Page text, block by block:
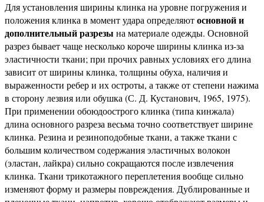
Для установления ширины клинка на уровне погружения и
положения клинка в момент удара определяютосновной и
дополнительный разрезы на материале одежды. Основной
разрез бывает чаще несколько короче ширины клинка из-за
эластичности ткани; при прочих равных условиях его длина
зависит от ширины клинка, толщины обуха, наличия и
выраженности ребер и их остроты, а также от степени нажима
в сторону лезвия или обушка (С. Д. Кустанович, 1965, 1975).
При применении обоюдоострого клинка (типа кинжала)
длина основного разреза весьма точно соответствует ширине
клинка. Резина и резиноподобные ткани, а также ткани с
большим количеством содержания эластичных волокон
(эластан, лайкра) сильно сокращаются после извлечения
клинка. Ткани трикотажного переплетения вообще сильно
изменяют форму и размеры повреждения. Дублированные и